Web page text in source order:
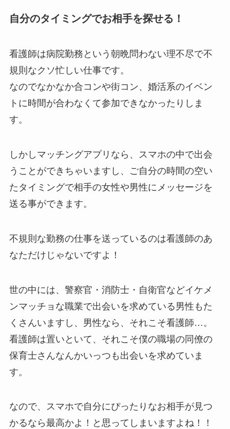
自分のタイミングでお相手を探せる！
看護師は病院勤務という朝晩問わない理不尽で不
規則なクソ忙しい仕事です。
なのでなかなか合コンや街コン、婚活系のイベン
トに時間が合わなくて参加できなかったりしま
す。
しかしマッチングアプリなら、スマホの中で出会
うことができちゃいますし、ご自分の時間の空い
たタイミングで相手の女性や男性にメッセージを
送る事ができます。
不規則な勤務の仕事を送っているのは看護師のあ
なただけじゃないですよ！
世の中には、警察官・消防士・自衛官などイケメ
ンマッチョな職業で出会いを求めている男性もた
くさんいますし、男性なら、それこそ看護師…。
看護師は置いといて、それこそ僕の職場の同僚の
保育士さんなんかいっつも出会いを求めていま
す。
なので、スマホで自分にぴったりなお相手が見つ
かるなら最高かよ！と思ってしまいますよね！！